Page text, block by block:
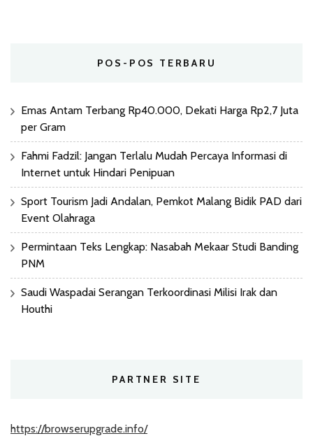
POS-POS TERBARU
Emas Antam Terbang Rp40.000, Dekati Harga Rp2,7 Juta
per Gram
Fahmi Fadzil: Jangan Terlalu Mudah Percaya Informasi di
Internet untuk Hindari Penipuan
Sport Tourism Jadi Andalan, Pemkot Malang Bidik PAD dari
Event Olahraga
Permintaan Teks Lengkap: Nasabah Mekaar Studi Banding
PNM
Saudi Waspadai Serangan Terkoordinasi Milisi Irak dan
Houthi
PARTNER SITE
https://browserupgrade.info/